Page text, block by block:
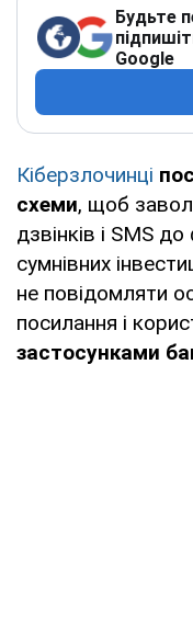
Будьте
Google
Кіберзлочинці
схеми, щоб
дзвінків і SMS
сумнівних
не повідомляти
посилання і
застосунками